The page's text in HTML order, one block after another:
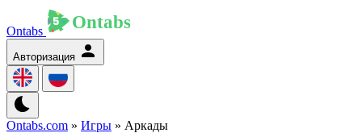
Ontabs
Авторизация
Ontabs.com » Игры » Аркады